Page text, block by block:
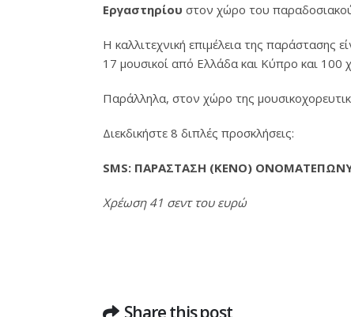
Εργαστηρίου στον χώρο του
Η καλλιτεχνική επιμέλεια της
17 μουσικοί από Ελλάδα και Κύπρο και 100
Παράλληλα, στον χώρο της
Διεκδικήστε 8 διπλές προσκλήσεις:
SMS: ΠΑΡΑΣΤΑΣΗ (ΚΕΝΟ)
Χρέωση 41 σεντ του ευρώ
Share this post